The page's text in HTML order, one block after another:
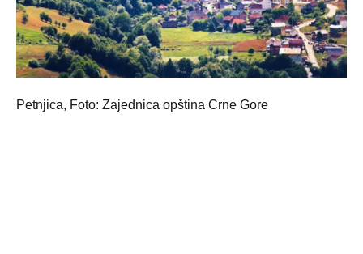
Petnjica, Foto: Zajednica opština Crne Gore